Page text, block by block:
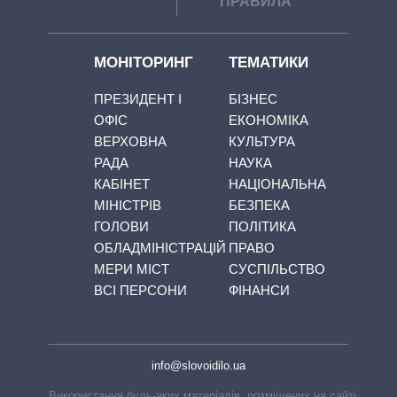
МОНІТОРИНГ
ПРЕЗИДЕНТ І
ОФІС
ВЕРХОВНА
РАДА
КАБІНЕТ
МІНІСТРІВ
ГОЛОВИ
ОБЛАДМІНІСТРАЦІЙ
МЕРИ МІСТ
ВСІ ПЕРСОНИ
ТЕМАТИКИ
БІЗНЕС
ЕКОНОМІКА
КУЛЬТУРА
НАУКА
НАЦІОНАЛЬНА
БЕЗПЕКА
ПОЛІТИКА
ПРАВО
СУСПІЛЬСТВО
ФІНАНСИ
info@slovoidilo.ua